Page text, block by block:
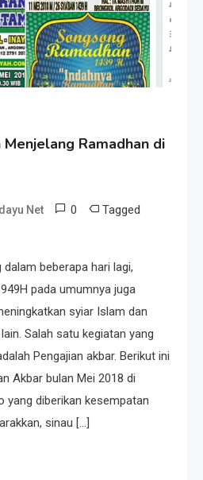
Ramadhan di
Net 0 Tagged
beberapa hari lagi,
pada umumnya juga
syiar Islam dan
Salah satu kegiatan yang
Pengajian akbar. Berikut ini
Akbar bulan Mei 2018 di
yang diberikan kesempatan
sinau […]